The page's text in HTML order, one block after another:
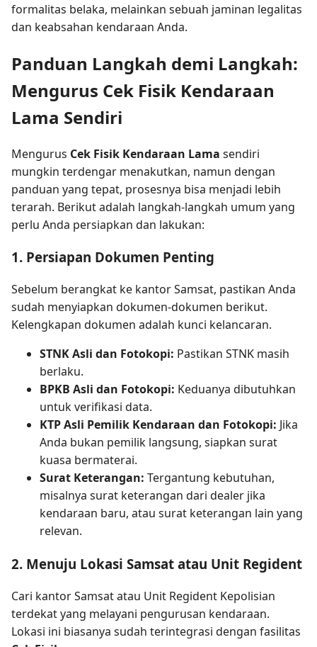
formalitas belaka, melainkan sebuah jaminan legalitas
dan keabsahan kendaraan Anda.
Panduan Langkah demi Langkah:
Mengurus Cek Fisik Kendaraan
Lama Sendiri
Mengurus Cek Fisik Kendaraan Lama sendiri
mungkin terdengar menakutkan, namun dengan
panduan yang tepat, prosesnya bisa menjadi lebih
terarah. Berikut adalah langkah-langkah umum yang
perlu Anda persiapkan dan lakukan:
1. Persiapan Dokumen Penting
Sebelum berangkat ke kantor Samsat, pastikan Anda
sudah menyiapkan dokumen-dokumen berikut.
Kelengkapan dokumen adalah kunci kelancaran.
STNK Asli dan Fotokopi: Pastikan STNK masih
berlaku.
BPKB Asli dan Fotokopi: Keduanya dibutuhkan
untuk verifikasi data.
KTP Asli Pemilik Kendaraan dan Fotokopi: Jika
Anda bukan pemilik langsung, siapkan surat
kuasa bermaterai.
Surat Keterangan: Tergantung kebutuhan,
misalnya surat keterangan dari dealer jika
kendaraan baru, atau surat keterangan lain yang
relevan.
2. Menuju Lokasi Samsat atau Unit Regident
Cari kantor Samsat atau Unit Regident Kepolisian
terdekat yang melayani pengurusan kendaraan.
Lokasi ini biasanya sudah terintegrasi dengan fasilitas